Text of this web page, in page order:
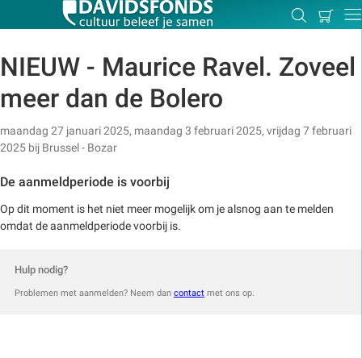
Zoeken
Mijn
NIEUW - Maurice Ravel. Zoveel
meer dan de Bolero
maandag 27 januari 2025, maandag 3 februari 2025, vrijdag 7 februari
2025 bij Brussel - Bozar
De aanmeldperiode is voorbij
Op dit moment is het niet meer mogelijk om je alsnog aan te melden
omdat de aanmeldperiode voorbij is.
Hulp nodig?
Problemen met aanmelden? Neem dan contactmet ons op.